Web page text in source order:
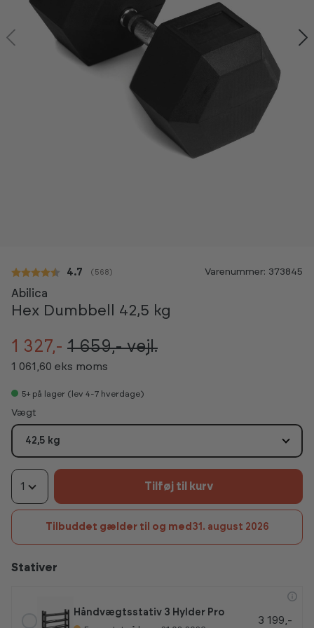
-20%
Gennemsnitlig vurdering:
4.7 ( stemmer:
568 ) Varenummer: 373845
Abilica
Hex Dumbbell 42,5 kg
1 327,- 1 659,-vejl.
1 061,60 eks moms
5+ på lager (lev 4-7 hverdage)
Vælg
Vægt
42,5 kg
1 Tilføj til kurv
Tilbuddet gælder til og med 31. august 2026
Stativer
Håndvægtsstativ 3 Hylder Pro
3 199,-